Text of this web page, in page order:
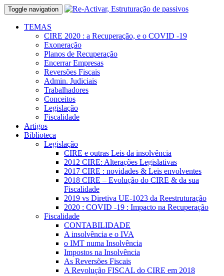
Toggle navigation
TEMAS
CIRE 2020 : a Recuperação, e o COVID -19
Exoneração
Planos de Recuperação
Encerrar Empresas
Reversões Fiscais
Admin. Judiciais
Trabalhadores
Conceitos
Legislação
Fiscalidade
Artigos
Biblioteca
Legislação
CIRE e outras Leis da insolvência
2012 CIRE: Alterações Legislativas
2017 CIRE : novidades & Leis envolventes
2018 CIRE – Evolução do CIRE & da sua
Fiscalidade
2019 vs Diretiva UE-1023 da Reestruturação
2020 : COVID -19 : Impacto na Recuperação
Fiscalidade
CONTABILIDADE
A insolvência e o IVA
o IMT numa Insolvência
Impostos na Insolvência
As Reversões Fiscais
A Revolução FISCAL do CIRE em 2018